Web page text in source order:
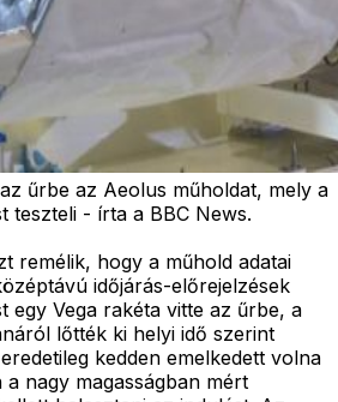
űrbe az Aeolus műholdat, mely a
teszteli - írta a BBC News.
remélik, hogy a műhold adatai
időjárás-előrejelzések
egy Vega rakéta vitte az űrbe, a
lőtték ki helyi idő szerint
kedden emelkedett volna
nagy magasságban mért